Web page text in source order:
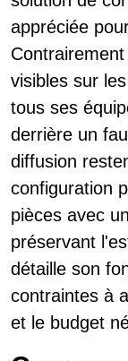
appréciée
visibles sur
tous ses
derrière un
diffusion
configuration
pièces avec
préservant
détaille son
contraintes à
et le budget